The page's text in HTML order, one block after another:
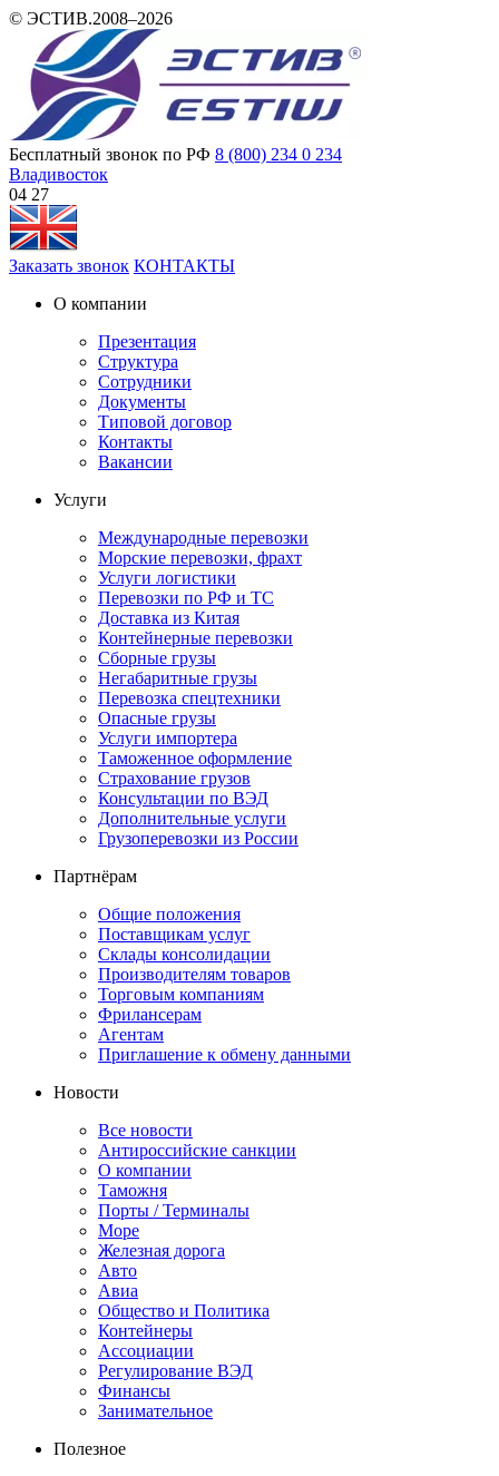
© ЭСТИВ.2008–2026
Бесплатный звонок по РФ 8 (800) 234 0 234
Владивосток
04 27
Заказать звонок КОНТАКТЫ
О компании
Презентация
Структура
Сотрудники
Документы
Типовой договор
Контакты
Вакансии
Услуги
Международные перевозки
Морские перевозки, фрахт
Услуги логистики
Перевозки по РФ и ТС
Доставка из Китая
Контейнерные перевозки
Сборные грузы
Негабаритные грузы
Перевозка спецтехники
Опасные грузы
Услуги импортера
Таможенное оформление
Страхование грузов
Консультации по ВЭД
Дополнительные услуги
Грузоперевозки из России
Партнёрам
Общие положения
Поставщикам услуг
Склады консолидации
Производителям товаров
Торговым компаниям
Фрилансерам
Агентам
Приглашение к обмену данными
Новости
Все новости
Антироссийские санкции
О компании
Таможня
Порты / Терминалы
Море
Железная дорога
Авто
Авиа
Общество и Политика
Контейнеры
Ассоциации
Регулирование ВЭД
Финансы
Занимательное
Полезное